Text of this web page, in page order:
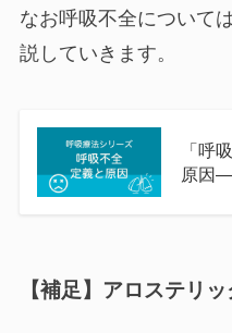
なお呼吸不全について
説していきます。
「呼
原因
【補足】アロステリ